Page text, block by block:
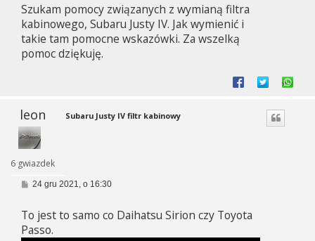
t
Szukam pomocy związanych z wymianą filtra
kabinowego, Subaru Justy IV. Jak wymienić i
takie tam pomocne wskazówki. Za wszelką
pomoc dziękuję.
leon
6 gwiazdek
Subaru Justy IV filtr kabinowy
P
t
24 gru 2021, o 16:30
To jest to samo co Daihatsu Sirion czy Toyota
Passo.